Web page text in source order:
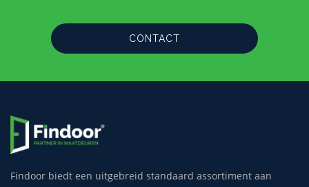
CONTACT
Findoor biedt een uitgebreid standaard assortiment aan